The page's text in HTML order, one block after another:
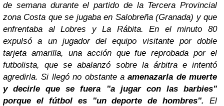
de semana durante el partido de la Tercera Provincial
zona Costa que se jugaba en Salobreña (Granada) y que
enfrentaba al Lobres y La Rábita. En el minuto 80
expulsó a un jugador del equipo visitante por doble
tarjeta amarilla, una acción que fue reprobada por el
futbolista, que se abalanzó sobre la árbitra e intentó
agredirla. Si llegó no obstante aamenazarla de muerte
y decirle que se fuera "a jugar con las barbies"
porque el fútbol es "un deporte de hombres". El